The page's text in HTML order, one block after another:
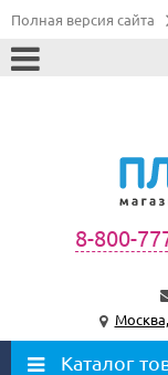
Полная версия сайта
8-800-
Каталог